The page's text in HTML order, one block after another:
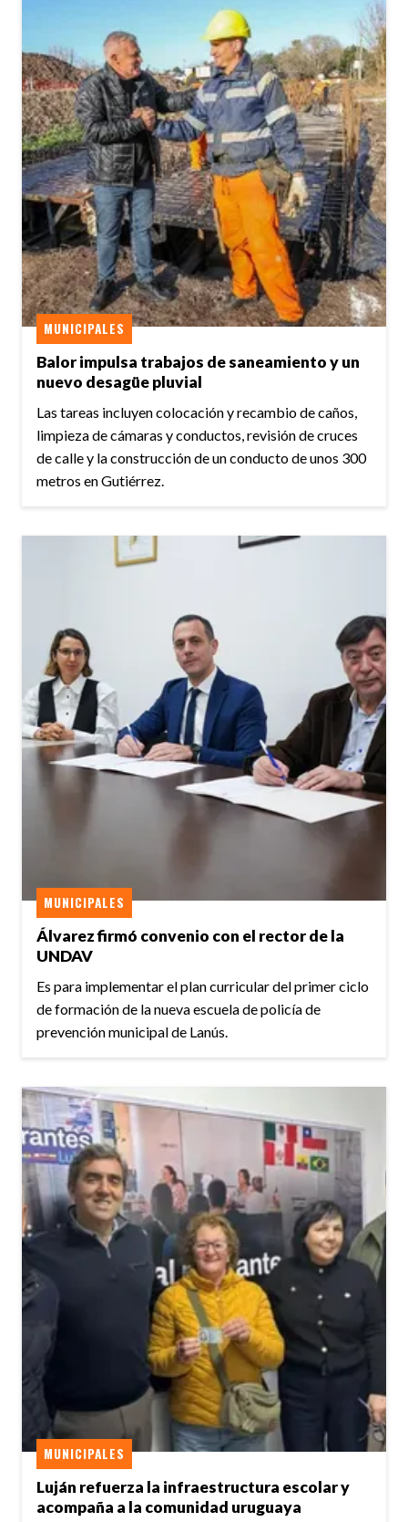
Balor impulsa trabajos de saneamiento y un
nuevo desagüe pluvial
MUNICIPALES
Las tareas incluyen colocación y recambio de caños,
limpieza de cámaras y conductos, revisión de cruces
de calle y la construcción de un conducto de unos 300
metros en Gutiérrez.
Álvarez firmó convenio con el rector de la
UNDAV
MUNICIPALES
Es para implementar el plan curricular del primer ciclo
de formación de la nueva escuela de policía de
prevención municipal de Lanús.
Luján refuerza la infraestructura escolar y
acompaña a la comunidad uruguaya
MUNICIPALES